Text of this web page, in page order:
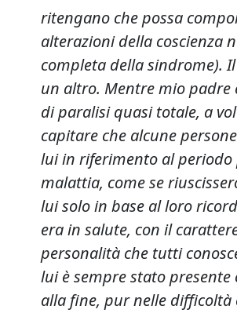
ritengano che possa
alterazioni della coscienza
completa della sindrome).
un altro. Mentre mio padre
di paralisi quasi totale, a
capitare che alcune
lui in riferimento al periodo
malattia, come se
lui solo in base al loro
era in salute, con il
personalità che tutti
lui è sempre stato
alla fine, pur nelle difficoltà